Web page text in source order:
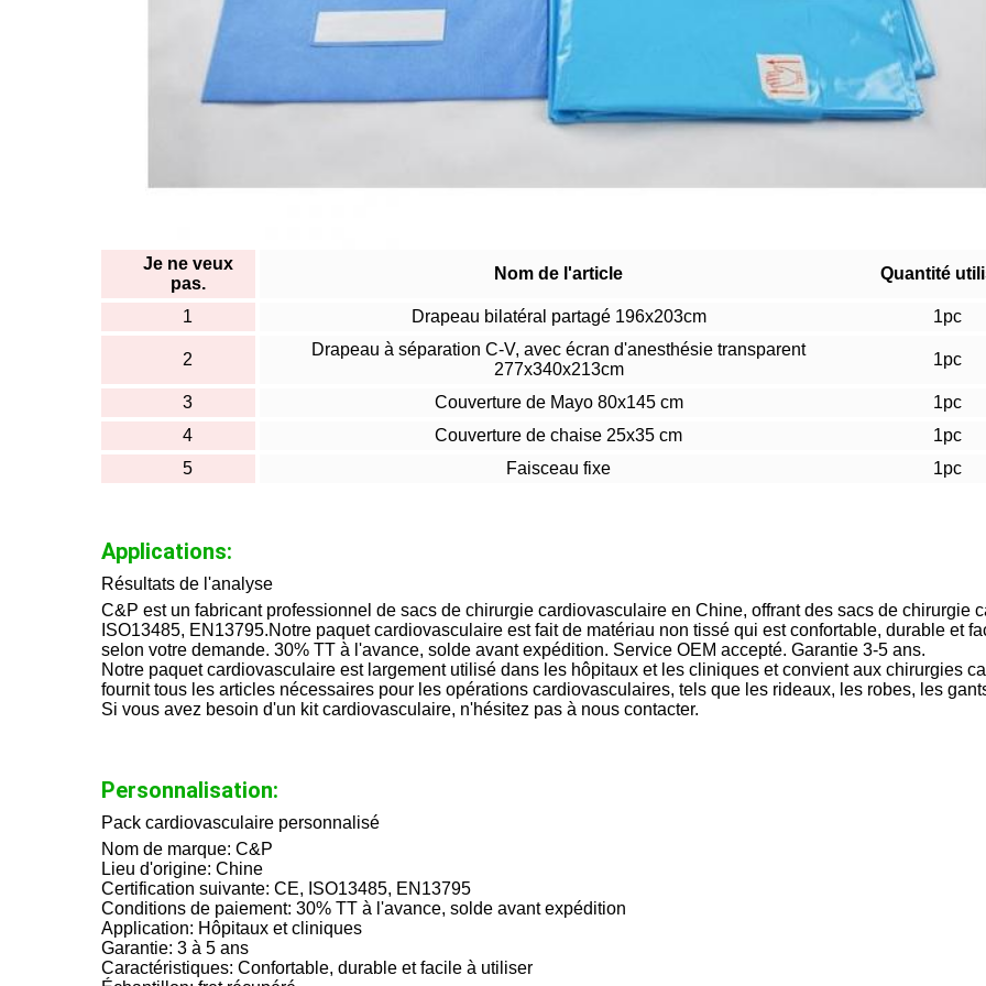
Je ne veux
pas.
Nom de l'article Quantité
1 Drapeau bilatéral partagé 196x203cm 1pc
2
Drapeau à séparation C-V, avec écran d'anesthésie transparent
277x340x213cm
1pc
3 Couverture de Mayo 80x145 cm
1pc
4
Couverture de chaise 25x35 cm
1pc
5
Faisceau fixe 1pc
Applications:
Résultats de l'analyse
C&P est un fabricant professionnel de sacs de chirurgie cardiovasculaire en Chine, offrant des sacs de chirurgie
ISO13485, EN13795.Notre paquet cardiovasculaire est fait de matériau non tissé qui est confortable, durable et
selon votre demande. 30% TT à l'avance, solde avant expédition. Service OEM accepté. Garantie 3-5 ans.
Notre paquet cardiovasculaire est largement utilisé dans les hôpitaux et les cliniques et convient aux chirurgies
fournit tous les articles nécessaires pour les opérations cardiovasculaires, tels que les rideaux, les robes, les
Si vous avez besoin d'un kit cardiovasculaire, n'hésitez pas à nous contacter.
Personnalisation:
Pack cardiovasculaire personnalisé
Nom de marque: C&P
Lieu d'origine: Chine
Certification suivante: CE, ISO13485, EN13795
Conditions de paiement: 30% TT à l'avance, solde avant expédition
Application: Hôpitaux et cliniques
Garantie: 3 à 5 ans
Caractéristiques: Confortable, durable et facile à utiliser